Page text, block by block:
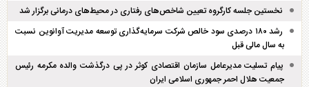
نخستین جلسه کارگروه تعیین شاخص‌های رفتاری در محیط‌های درمانی برگزار شد
رشد ۱۸۰ درصدی سود خالص شرکت سرمایه‌گذاری توسعه مدیریت آوانوین نسبت
به سال مالی قبل
پیام تسلیت مدیرعامل سازمان اقتصادی کوثر در پی درگذشت والده مکرمه رئیس
جمعیت هلال احمر جمهوری اسلامی ایران